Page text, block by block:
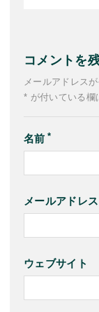
コメントを
メールアドレス
* が付いている欄
名前
メールアドレス
ウェブサイト